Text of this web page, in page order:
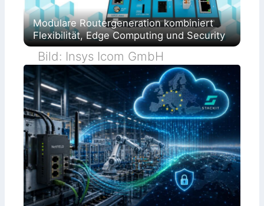
Modulare Routergeneration kombiniert
Flexibilität, Edge Computing und Security
Bild: Insys Icom GmbH